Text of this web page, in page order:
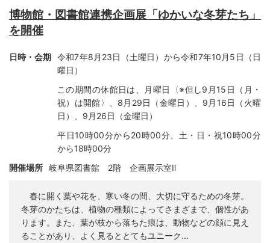
博物館・図書館連携企画展「ゆかいな冬芽たち」
を開催
日時・会期 令和7年8月23日（土曜日）から令和7年10月5日（日
曜日）
この期間の休館日は、月曜日〈※但し9月15日（月・
祝）は開館〉、8月29日（金曜日）、9月16日（火曜
日）、9月26日（金曜日）
平日10時00分から20時00分、土・日・祝10時00分
から18時00分
開催場所 岐阜県図書館 2階 企画展示室Ⅱ
春に開く葉や花を、寒い冬の間、大切に守るための冬芽。
冬芽のかたちは、植物の種類によってさまざまで、個性があ
ります。また、葉が枝から落ちた痕は、動物などの顔に見え
ることがあり、よく見るととてもユニーク...